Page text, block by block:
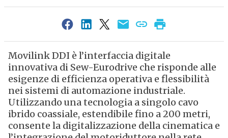
Movilink DDI è l’interfaccia digitale
innovativa di Sew-Eurodrive che risponde alle
esigenze di efficienza operativa e flessibilità
nei sistemi di automazione industriale.
Utilizzando una tecnologia a singolo cavo
ibrido coassiale, estendibile fino a 200 metri,
consente la digitalizzazione della cinematica e